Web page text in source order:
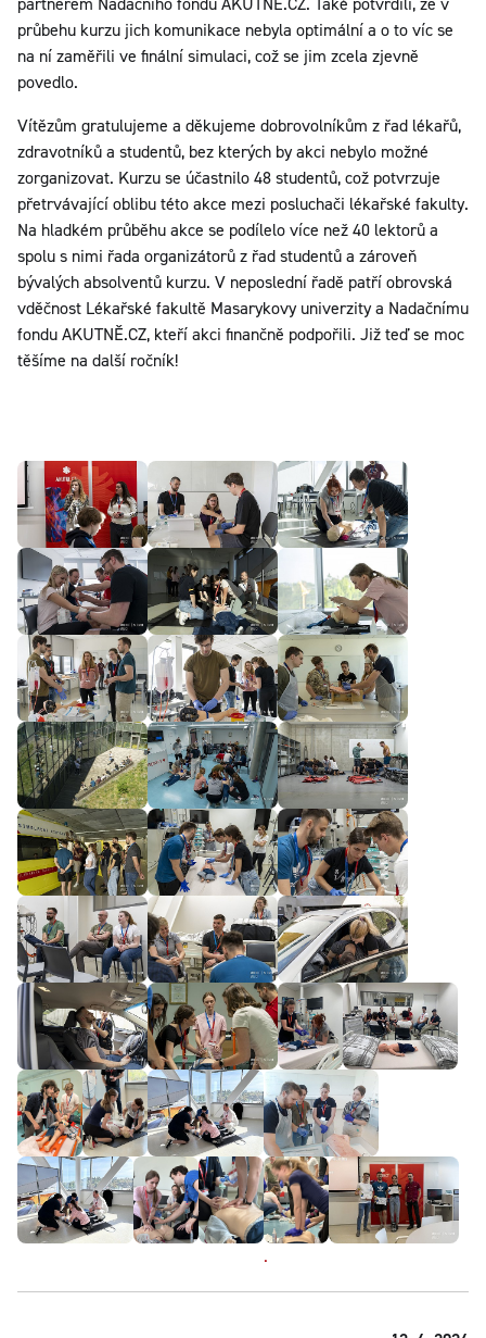
průbehu kurzu jich komunikace nebyla optimální a o to víc se
na ní zaměřili ve finální simulaci, což se jim zcela zjevně
povedlo.
Vítězům gratulujeme a děkujeme dobrovolníkům z řad lékařů,
zdravotníků a studentů, bez kterých by akci nebylo možné
zorganizovat. Kurzu se účastnilo 48 studentů, což potvrzuje
přetrvávající oblibu této akce mezi posluchači lékařské fakulty.
Na hladkém průběhu akce se podílelo více než 40 lektorů a
spolu s nimi řada organizátorů z řad studentů a zároveň
bývalých absolventů kurzu. V neposlední řadě patří obrovská
vděčnost Lékařské fakultě Masarykovy univerzity a Nadačnímu
fondu AKUTNĚ.CZ, kteří akci finančně podpořili. Již teď se moc
těšíme na další ročník!
.